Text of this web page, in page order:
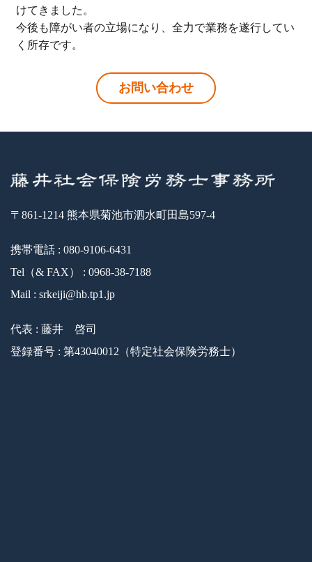
けてきました。
今後も障がい者の立場になり、全力で業務を遂行してい
く所存です。
お問い合わせ
〒861-1214 熊本県菊池市泗水町田島597-4
携帯電話 : 080-9106-6431
Tel（& FAX） : 0968-38-7188
Mail : srkeiji@hb.tp1.jp
代表 : 藤井 啓司
登録番号 : 第43040012（特定社会保険労務士）